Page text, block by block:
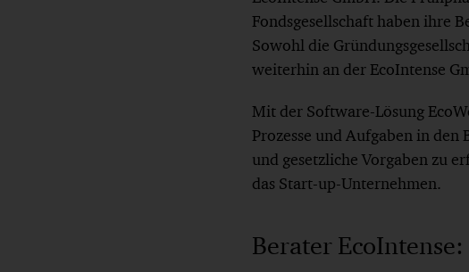
Fondsgesellschaft haben ihre
Sowohl die
weiterhin an der EcoIntense
Mit der Software-Lösung
Prozesse und Aufgaben in
und gesetzliche Vorgaben zu
das Start-up-Unternehmen.
Berater EcoIntense: